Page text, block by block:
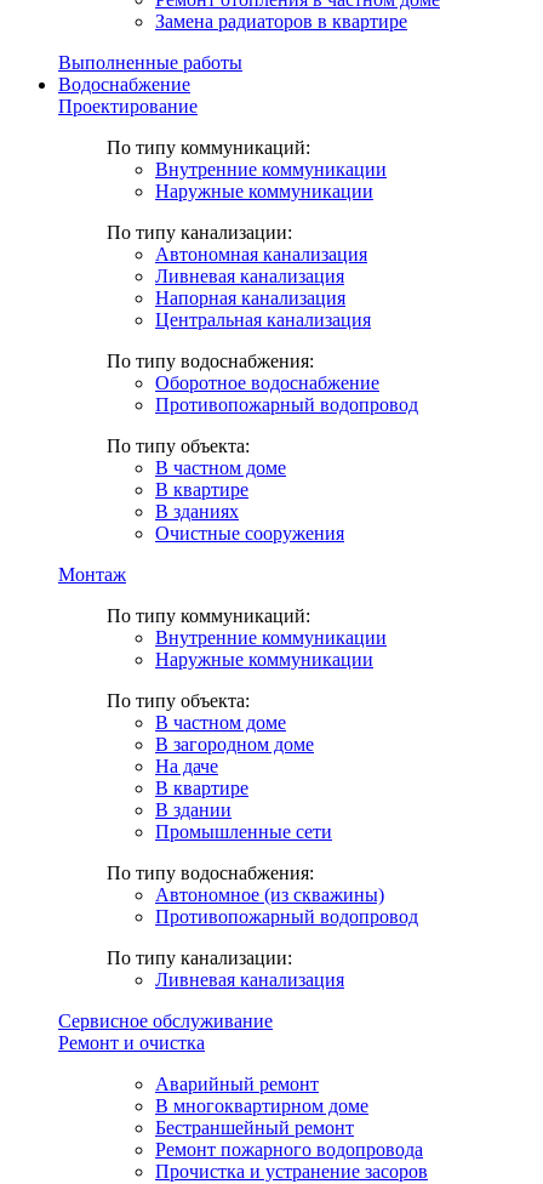
Замена радиаторов в квартире
Выполненные работы
Водоснабжение
Проектирование
По типу коммуникаций:
Внутренние коммуникации
Наружные коммуникации
По типу канализации:
Автономная канализация
Ливневая канализация
Напорная канализация
Центральная канализация
По типу водоснабжения:
Оборотное водоснабжение
Противопожарный водопровод
По типу объекта:
В частном доме
В квартире
В зданиях
Очистные сооружения
Монтаж
По типу коммуникаций:
Внутренние коммуникации
Наружные коммуникации
По типу объекта:
В частном доме
В загородном доме
На даче
В квартире
В здании
Промышленные сети
По типу водоснабжения:
Автономное (из скважины)
Противопожарный водопровод
По типу канализации:
Ливневая канализация
Сервисное обслуживание
Ремонт и очистка
Аварийный ремонт
В многоквартирном доме
Бестраншейный ремонт
Ремонт пожарного водопровода
Прочистка и устранение засоров